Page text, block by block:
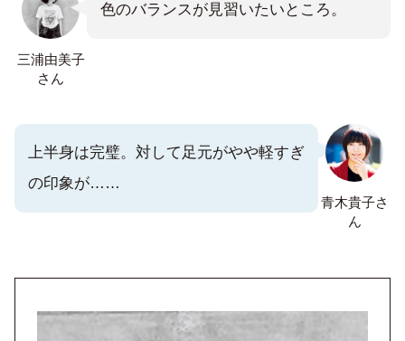
三浦由美子
さん
色のバランスが見習いたいところ。
青木貴子さ
ん
上半身は完璧。対して足元がやや軽すぎ
の印象が……